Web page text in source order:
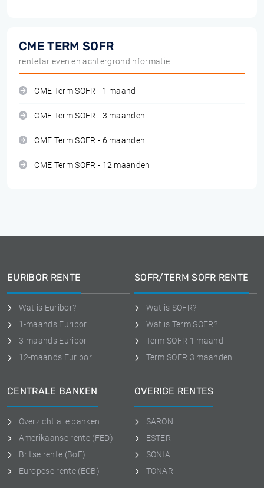
CME TERM SOFR
rentetarieven en achtergrondinformatie
CME Term SOFR - 1 maand
CME Term SOFR - 3 maanden
CME Term SOFR - 6 maanden
CME Term SOFR - 12 maanden
EURIBOR RENTE
Wat is Euribor?
1-maands Euribor
3-maands Euribor
12-maands Euribor
SOFR/TERM SOFR RENTE
Wat is SOFR?
Wat is Term SOFR?
Term SOFR 1 maand
Term SOFR 3 maanden
CENTRALE BANKEN
Overzicht alle banken
Amerikaanse rente (FED)
Britse rente (BoE)
Europese rente (ECB)
OVERIGE RENTES
SARON
ESTER
SONIA
TONAR